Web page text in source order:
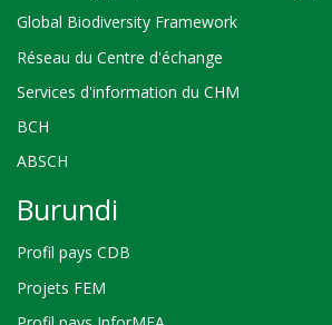
Global Biodiversity Framework
Réseau du Centre d'échange
Services d'information du CHM
BCH
ABSCH
Burundi
Profil pays CDB
Projets FEM